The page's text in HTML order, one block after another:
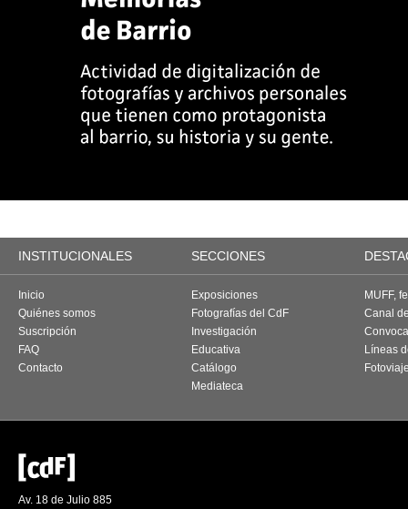
INSTITUCIONALES SECCIONES
Inicio
Quiénes somos
Suscripción
FAQ
Contacto
Exposiciones
Fotografías del CdF
Investigación
Educativa
Catálogo
Mediateca
MUFF,
Canal
Líneas
Av. 18 de Julio 885